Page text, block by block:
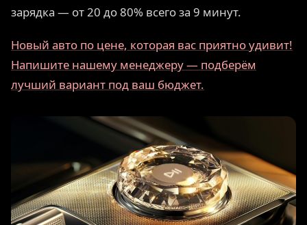
зарядка — от 20 до 80% всего за 9 минут.
Новый авто по цене, которая вас приятно удивит!
Напишите нашему менеджеру — подберём
лучший вариант под ваш бюджет.